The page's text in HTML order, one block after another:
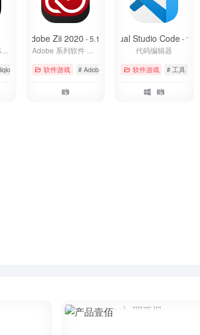
# 免费 # 屏保
Adobe Zii 2020 - 5.1.9
软件游戏 # Adobe # mac os
Visual Studio Code- 1.43
代码编辑器
软件游戏 # 工具